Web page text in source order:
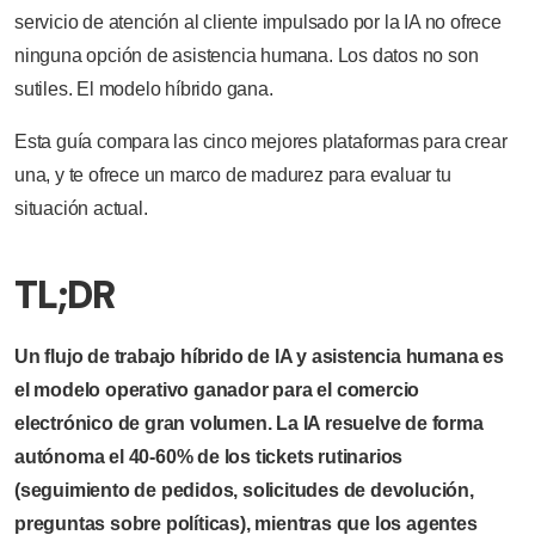
servicio de atención al cliente impulsado por la IA no ofrece
ninguna opción de asistencia humana. Los datos no son
sutiles. El modelo híbrido gana.
Esta guía compara las cinco mejores plataformas para crear
una, y te ofrece un marco de madurez para evaluar tu
situación actual.
TL;DR
Un flujo de trabajo híbrido de IA y asistencia humana es
el modelo operativo ganador para el comercio
electrónico de gran volumen. La IA resuelve de forma
autónoma el 40-60% de los tickets rutinarios
(seguimiento de pedidos, solicitudes de devolución,
preguntas sobre políticas), mientras que los agentes